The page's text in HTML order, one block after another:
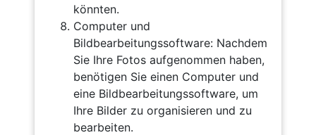
könnten.
Computer und
Bildbearbeitungssoftware: Nachdem
Sie Ihre Fotos aufgenommen haben,
benötigen Sie einen Computer und
eine Bildbearbeitungssoftware, um
Ihre Bilder zu organisieren und zu
bearbeiten.